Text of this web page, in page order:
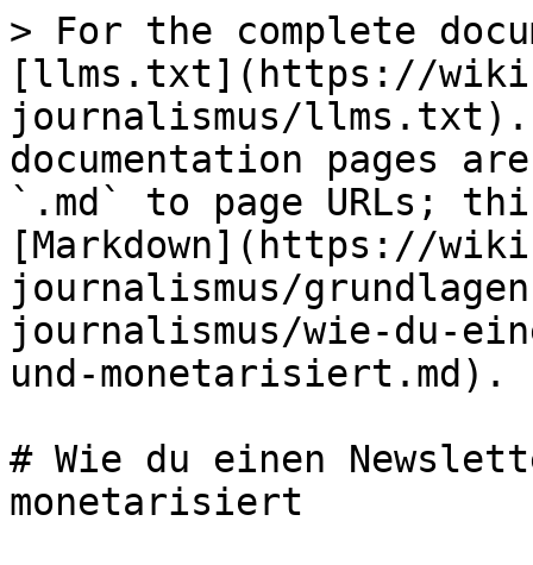
> For the complete
[llms.txt](https://
journalismus/llms.txt).
documentation pages
`.md` to page URLs;
[Markdown](https://
journalismus/
journalismus/wie-du-
und-monetarisiert.md).
# Wie du einen
monetarisiert